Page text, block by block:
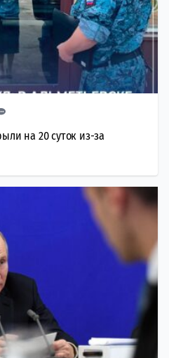
на 20 суток из-за